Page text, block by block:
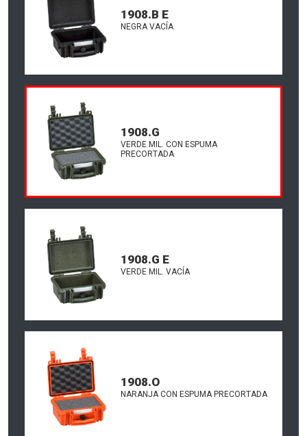
1908.B E
NEGRA VACÍA
1908.G
VERDE MIL. CON ESPUMA
PRECORTADA
1908.G E
VERDE MIL. VACÍA
1908.O
NARANJA CON ESPUMA PRECORTADA